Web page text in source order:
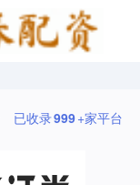
已收录999+家平台